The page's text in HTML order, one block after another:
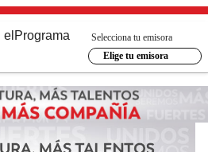
Programa
Selecciona tu emisora
Elige tu emisora